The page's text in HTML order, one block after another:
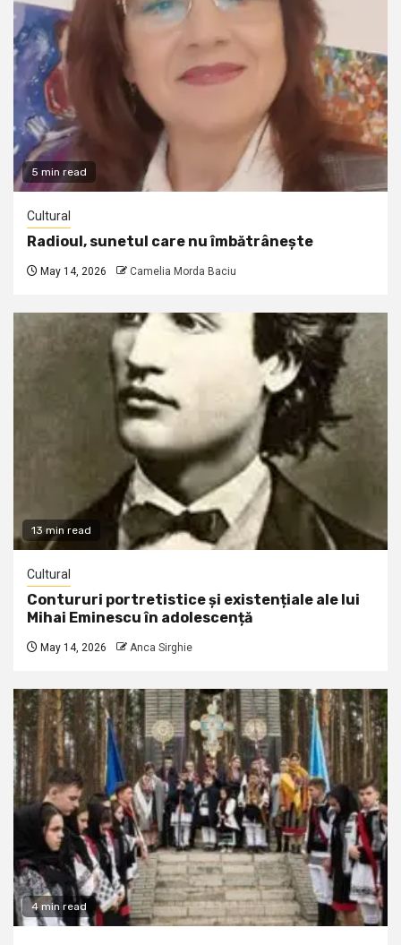
5 min read
Cultural
Radioul, sunetul care nu îmbătrânește
May 14, 2026 Camelia Morda Baciu
13 min read
Cultural
Contururi portretistice și existențiale ale lui
Mihai Eminescu în adolescență
May 14, 2026 Anca Sirghie
4 min read